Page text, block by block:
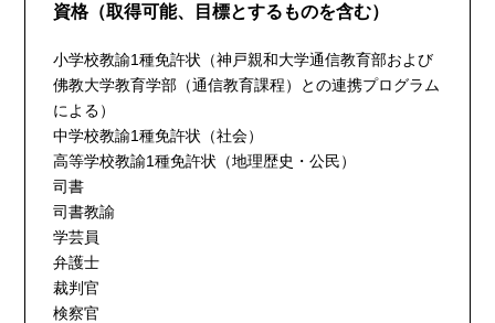
資格（取得可能、目標とするものを含む）
小学校教諭1種免許状（神戸親和大学通信教育部および
佛教大学教育学部（通信教育課程）との連携プログラム
による）
中学校教諭1種免許状（社会）
高等学校教諭1種免許状（地理歴史・公民）
司書
司書教諭
学芸員
弁護士
裁判官
検察官